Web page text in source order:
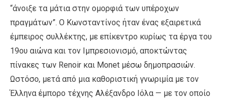
“άνοιξε τα μάτια στην ομορφιά των υπέροχων
πραγμάτων”. Ο Κωνσταντίνος ήταν ένας εξαιρετικά
έμπειρος συλλέκτης, με επίκεντρο κυρίως τα έργα του
19ου αιώνα και τον Ιμπρεσιονισμό, αποκτώντας
πίνακες των Renoir και Monet μέσω δημοπρασιών.
Ωστόσο, μετά από μια καθοριστική γνωριμία με τον
Έλληνα έμπορο τέχνης Αλέξανδρο Ιόλα — με τον οποίο